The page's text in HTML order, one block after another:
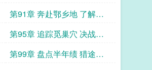
消除
第91章 奔赴鄂乡地 了解狼
群性
第95章 追踪觅巢穴 决战狼
群窟
第99章 盘点半年绩 猎途新